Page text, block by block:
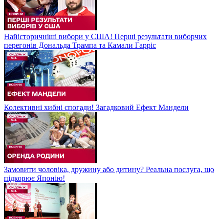
Найісторичніші вибори у США! Перші результати виборчих
перегонів Дональда Трампа та Камали Гарріс
Колективні хибні спогади! Загадковий Ефект Мандели
Замовити чоловіка, дружину або дитину? Реальна послуга, що
підкорює Японію!